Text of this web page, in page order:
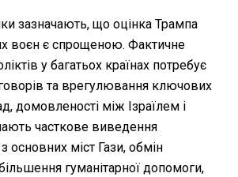
зазначають, що оцінка Трампа
воєн є спрощеною. Фактичне
у багатьох країнах потребує
та врегулювання ключових
домовленості між Ізраїлем і
часткове виведення
основних міст Гази, обмін
гуманітарної допомоги,